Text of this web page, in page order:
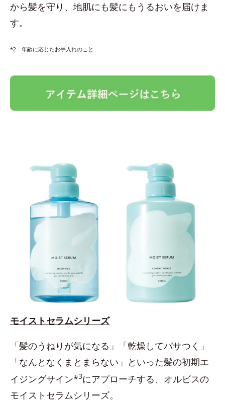
から髪を守り、地肌にも髪にもうるおいを届けま
す。
*2 年齢に応じたお手入れのこと
モイストセラムシリーズ
「髪のうねりが気になる」「乾燥してパサつく」
「なんとなくまとまらない」といった髪の初期エ
イジングサイン*3にアプローチする、オルビスの
モイストセラムシリーズ。